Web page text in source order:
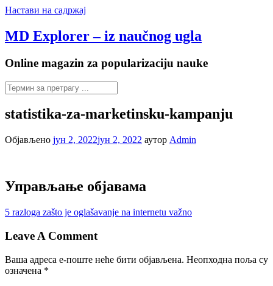
Настави на садржај
MD Explorer – iz naučnog ugla
Online magazin za popularizaciju nauke
statistika-za-marketinsku-kampanju
Објављено јун 2, 2022јун 2, 2022 аутор Admin
Управљање објавама
5 razloga zašto je oglašavanje na internetu važno
Leave A Comment
Ваша адреса е-поште неће бити објављена. Неопходна поља су
означена *